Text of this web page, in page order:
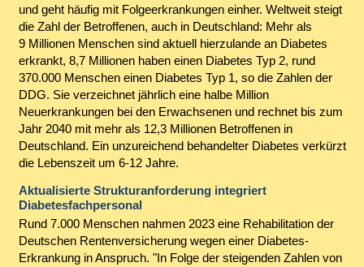
und geht häufig mit Folgeerkrankungen einher. Weltweit steigt
die Zahl der Betroffenen, auch in Deutschland: Mehr als
9 Millionen Menschen sind aktuell hierzulande an Diabetes
erkrankt, 8,7 Millionen haben einen Diabetes Typ 2, rund
370.000 Menschen einen Diabetes Typ 1, so die Zahlen der
DDG. Sie verzeichnet jährlich eine halbe Million
Neuerkrankungen bei den Erwachsenen und rechnet bis zum
Jahr 2040 mit mehr als 12,3 Millionen Betroffenen in
Deutschland. Ein unzureichend behandelter Diabetes verkürzt
die Lebenszeit um 6-12 Jahre.
Aktualisierte Strukturanforderung integriert
Diabetesfachpersonal
Rund 7.000 Menschen nahmen 2023 eine Rehabilitation der
Deutschen Rentenversicherung wegen einer Diabetes-
Erkrankung in Anspruch. "In Folge der steigenden Zahlen von